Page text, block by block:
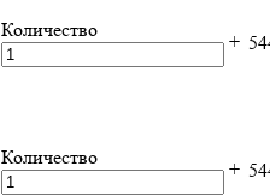
Количество
+
Количество
+